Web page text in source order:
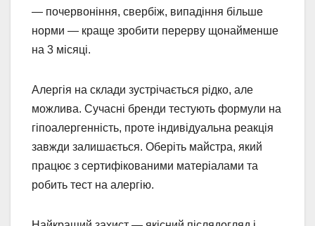
— почервоніння, свербіж, випадіння більше
норми — краще зробити перерву щонайменше
на 3 місяці.
Алергія на склади зустрічається рідко, але
можлива. Сучасні бренди тестують формули на
гіпоалергенність, проте індивідуальна реакція
завжди залишається. Оберіть майстра, який
працює з сертифікованими матеріалами та
робить тест на алергію.